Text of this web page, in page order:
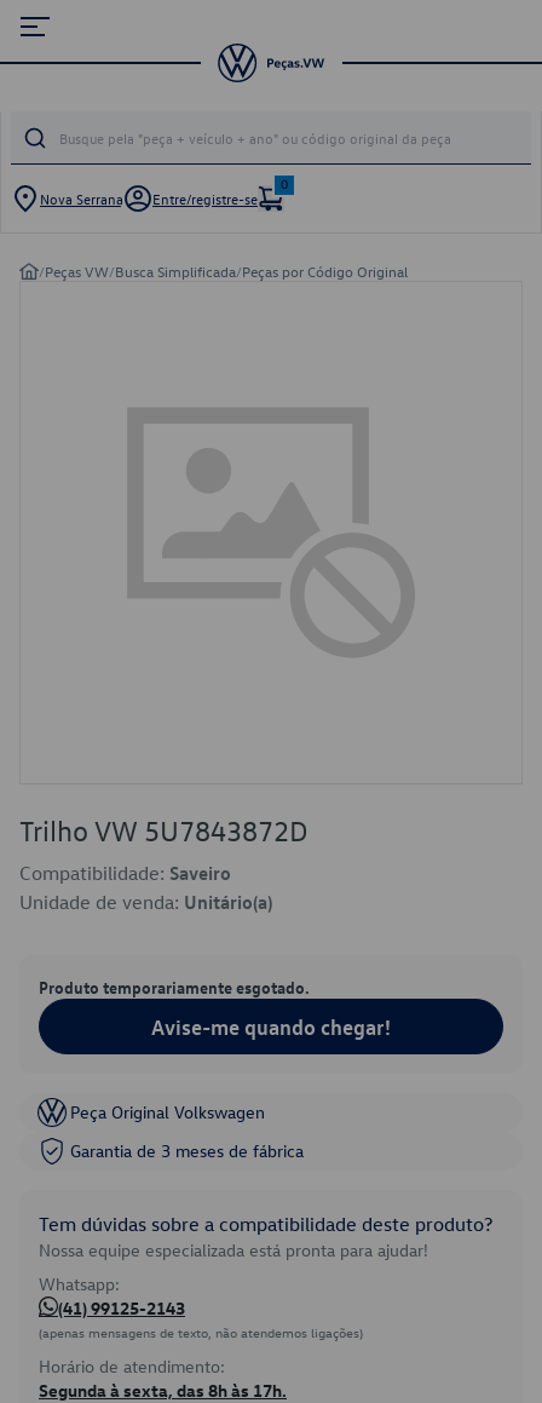
Nova Serrana Entre/registre-se
0
/Peças VW/Busca Simplificada/Peças por Código Original
Trilho VW 5U7843872D
Compatibilidade: Saveiro
Unidade de venda: Unitário(a)
Produto temporariamente esgotado.
Avise-me quando chegar!
Peça Original Volkswagen
Garantia de 3 meses de fábrica
Tem dúvidas sobre a compatibilidade deste produto?
Nossa equipe especializada está pronta para ajudar!
Whatsapp:
(41) 99125-2143
(apenas mensagens de texto, não atendemos ligações)
Horário de atendimento:
Segunda à sexta, das 8h às 17h.